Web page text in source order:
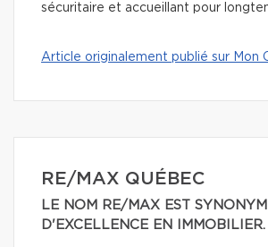
sécuritaire et accueillant pour
Article originalement publié sur Mon
RE/MAX QUÉBEC
LE NOM RE/MAX EST
D'EXCELLENCE EN IMMOBILIER.